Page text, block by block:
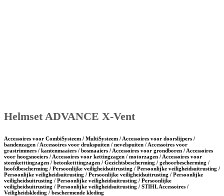
Helmset ADVANCE X-Vent
Accessoires voor CombiSysteem / MultiSysteem / Accessoires voor doorslijpers /
bandenzagen / Accessoires voor drukspuiten / nevelspuiten / Accessoires voor
grastrimmers / kantenmaaiers / bosmaaiers / Accessoires voor grondboren / Accessoires
voor hoogsnoeiers / Accessoires voor kettingzagen / motorzagen / Accessoires voor
steenketttingzagen / betonketttingzagen / Gezichtsbescherming / gehoorbescherming /
hoofdbescherming / Persoonlijke veiligheidsuitrusting / Persoonlijke veiligheidsuitrusting /
Persoonlijke veiligheidsuitrusting / Persoonlijke veiligheidsuitrusting / Persoonlijke
veiligheidsuitrusting / Persoonlijke veiligheidsuitrusting / Persoonlijke
veiligheidsuitrusting / Persoonlijke veiligheidsuitrusting / STIHL Accessoires /
Veiligheidskleding / beschermende kleding